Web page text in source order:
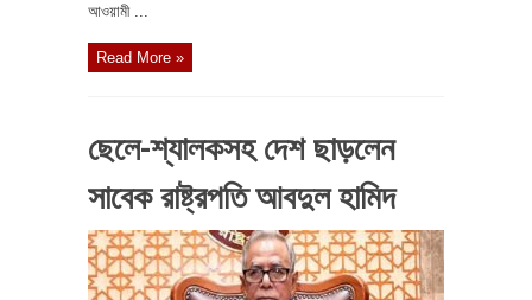
আওয়ামী ...
Read More »
ছেলে-শ্যালকসহ দেশ ছাড়লেন
সাবেক রাষ্ট্রপতি আবদুল হামিদ